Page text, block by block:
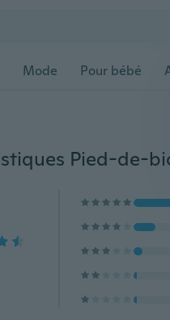
Mode Pour bébé